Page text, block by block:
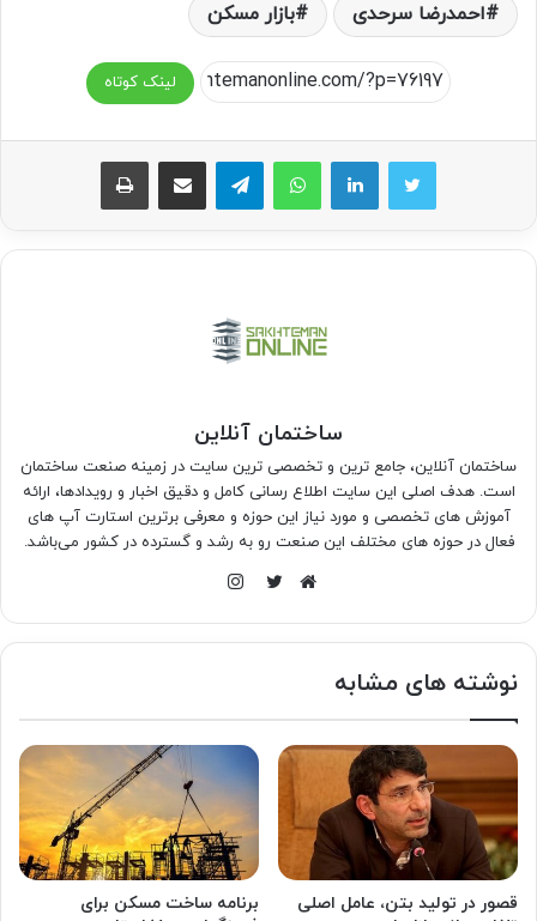
احمدرضا سرحدی بازار مسکن
لینک کوتاه
واتس آپ تلگرام اشتراک گذاری از طریق ایمیل چاپ
ساختمان آنلاین
ساختمان آنلاین، جامع ترین و تخصصی ترین سایت در زمینه صنعت ساختمان
است. هدف اصلی این سایت اطلاع رسانی کامل و دقیق اخبار و رویدادها، ارائه
آموزش های تخصصی و مورد نیاز این حوزه و معرفی برترین استارت آپ های
فعال در حوزه های مختلف این صنعت رو به رشد و گسترده در کشور می‌باشد.
نوشته های مشابه
قصور در تولید بتن، عامل اصلی
برنامه ساخت مسکن برای